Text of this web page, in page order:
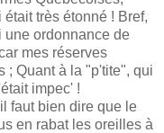
très étonné ! Bref,
une ordonnance de
mes réserves
; Quant à la "p'tite", qui
impec' !
faut bien dire que le
en rabat les oreilles à